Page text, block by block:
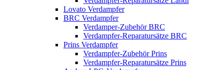
Lovato Verdampfer
BRC Verdampfer
Verdamper-Zubehör BRC
Verdampfer-Reparatursätze BRC
Prins Verdampfer
Verdampfer-Zubehör Prins
Verdampfer-Reparatursätze Prins